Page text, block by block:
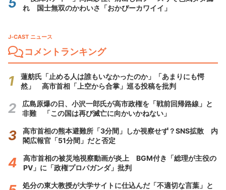
れ 国士無双のかわいさ「おかぴーカワイイ」
J-CAST ニュース
コメントランキング
蓮舫氏「止める人は誰もいなかったのか」「あまりにも愕
然」 高市首相「上空から合掌」巡る投稿を批判
広島原爆の日、小沢一郎氏が高市政権を「戦前回帰路線」と
非難 「この国は再び滅亡に向かいかねない」
高市首相の熊本避難所「3分間」しか視察せず？SNS拡散 内
閣広報官「51分間」だと否定
高市首相の被災地視察動画が炎上 BGM付き「総理が主役の
PV」に「政権プロパガンダ」批判
処分の東大教授が大学サイトに仕込んだ「不適切な言葉」と